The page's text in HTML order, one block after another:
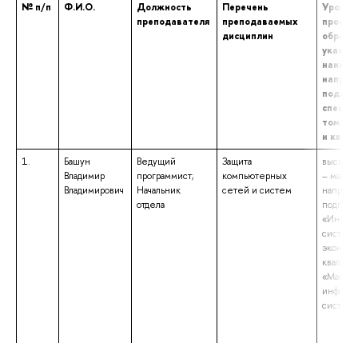
№ п/п Ф.И.О.
Должность
преподавателя
Перечень
преподаваемых
дисциплин
том
и
1.
Башун
Владимир
Владимирович
Ведущий
программист;
Начальник
отдела
Защита
компьютерных
сетей и систем
высшее
–
систем»